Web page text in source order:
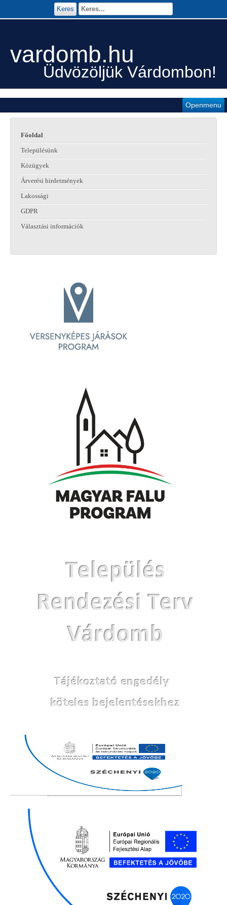
vardomb.hu
Üdvözöljük Várdombon!
Openmenu
Keres
Főoldal
Településünk
Közügyek
Árverési hirdetmények
Lakossági
GDPR
Választási információk